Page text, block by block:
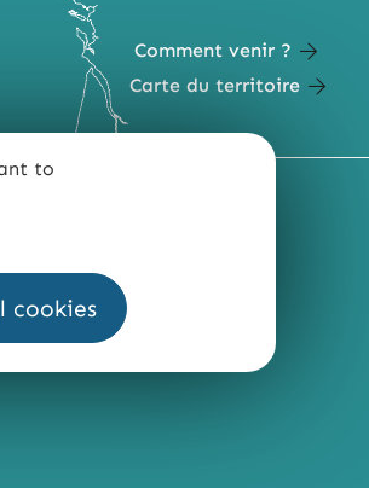
to
cookies
Comment venir ?
Carte du territoire